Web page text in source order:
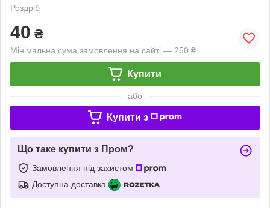
Роздріб
40 ₴
Мінімальна сума замовлення на сайті — 250 ₴
Купити
або
Купити з
Що таке купити з Пром?
Замовлення під захистом
Доступна доставка